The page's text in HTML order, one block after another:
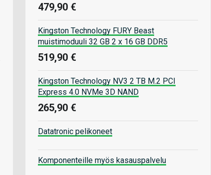
479,90 €
Kingston Technology FURY Beast
muistimoduuli 32 GB 2 x 16 GB DDR5
519,90 €
Kingston Technology NV3 2 TB M.2 PCI
Express 4.0 NVMe 3D NAND
265,90 €
Datatronic pelikoneet
Komponenteille myös kasauspalvelu